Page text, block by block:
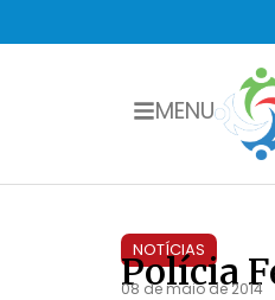
MENU
NOTÍCIAS
Polícia
08 de maio de 2014